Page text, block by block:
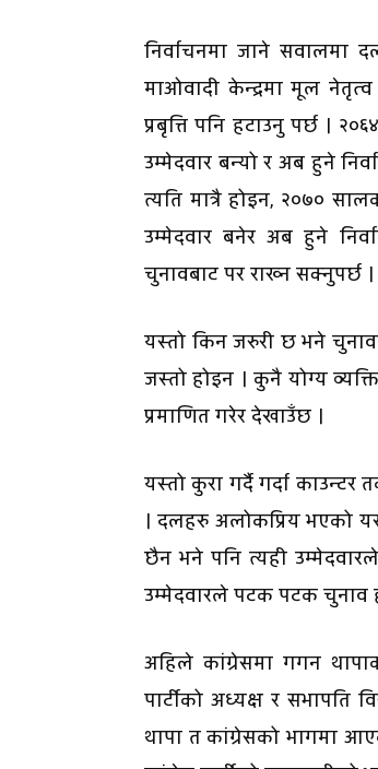
निर्वाचनमा जाने
माओवादी केन्द्रमा मूल
प्रबृत्ति पनि हटाउनु पर्छ ।
उम्मेदवार बन्यो र अब हुने
त्यति मात्रै होइन, २०७०
उम्मेदवार बनेर अब हुने
चुनावबाट पर राख्न सक्नुपर्छ ।
यस्तो किन जरुरी छ भने
जस्तो होइन । कुनै योग्य
प्रमाणित गरेर देखाउँछ ।
यस्तो कुरा गर्दै गर्दा
। दलहरु अलोकप्रिय भएको
छैन भने पनि त्यही
उम्मेदवारले पटक पटक चुनाव
अहिले कांग्रेसमा गगन
पार्टीको अध्यक्ष र
थापा त कांग्रेसको भागमा